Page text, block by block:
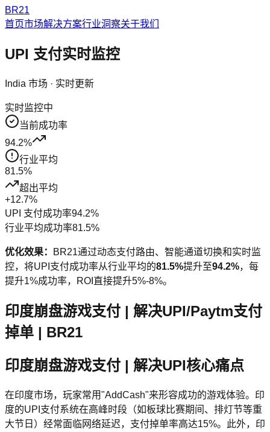
BR21
首页市场解决方案行业洞察关于我们
UPI 支付实时监控
India 市场 · 实时更新
实时监控中
当前成功率
94.2%
行业平均
81.5%
超出平均
+12.7%
UPI 支付成功率94.2%
行业平均成功率81.5%
优化效果：
BR21通过动态支付路由、智能通道切换和实时监
控，将UPI 支付成功率从行业平均的81.5%提升至94.2%，每
提升1%成功率，ROI直接提升5%-8%。
印度崩盘游戏支付 | 解决UPI/Paytm支付
掉单 | BR21
印度崩盘游戏支付 | 解决UPI核心痛点
在印度市场，玩家常用"AddCash"来形容成功的游戏体验。印
度的UPI支付系统在高峰时段（如板球比赛期间、排灯节等重
大节日）经常面临网络延迟，支付掉单率高达15%。此外，印